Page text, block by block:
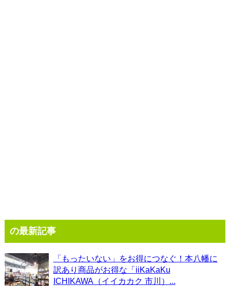
の最新記事
「もったいない」をお得につなぐ！本八幡に
訳あり商品がお得な「iiKaKaKu
ICHIKAWA（イイカカク 市川）...